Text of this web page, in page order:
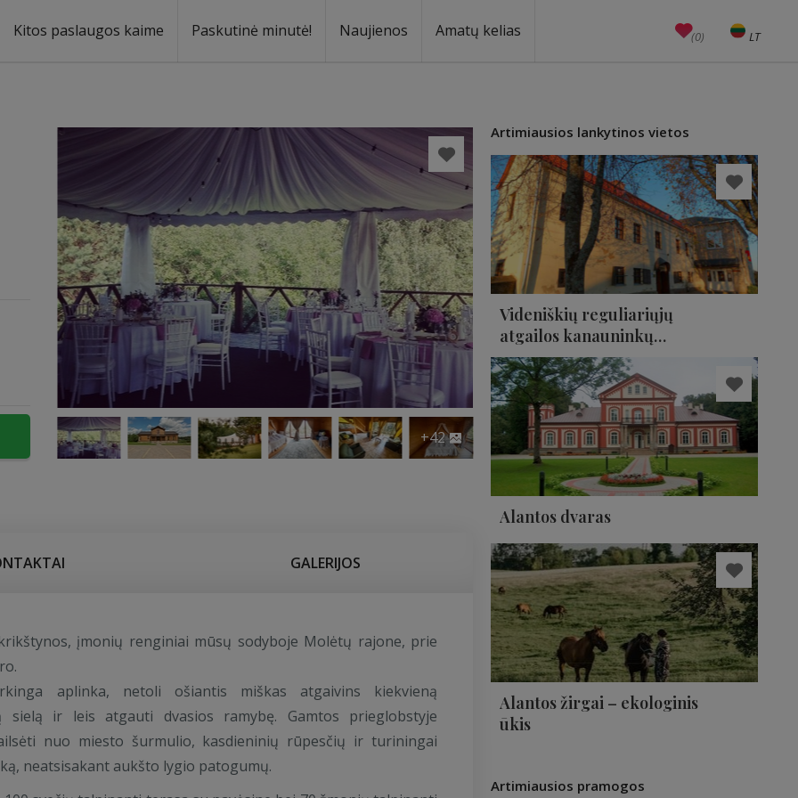
Kitos paslaugos kaime Paskutinė minutė! Naujienos Amatų kelias (0) LT
EN
+42
GALERIJOS
įmonių renginiai mūsų sodyboje Molėtų rajone, prie
aplinka, netoli ošiantis miškas atgaivins kiekvieną
sielą ir leis atgauti dvasios ramybę. Gamtos prieglobstyje
nuo miesto šurmulio, kasdieninių rūpesčių ir turiningai
neatsisakant aukšto lygio patogumų.
Artimiausios lankytinos vietos
Videniškių reguliariųjų
atgailos kanauninkų
(baltųjų Augustinų)
vienuolynas ir muziejus
Alantos dvaras
Alantos žirgai – ekologinis
ūkis
Artimiausios pramogos